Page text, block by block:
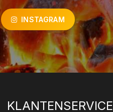
INSTAGRAM
KLANTENSERVICE